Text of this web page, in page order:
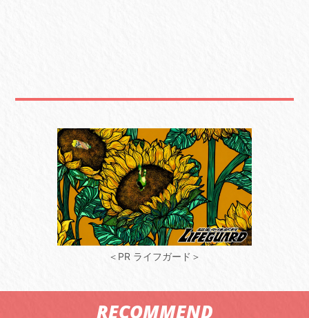
＜PR ライフガード＞
RECOMMEND